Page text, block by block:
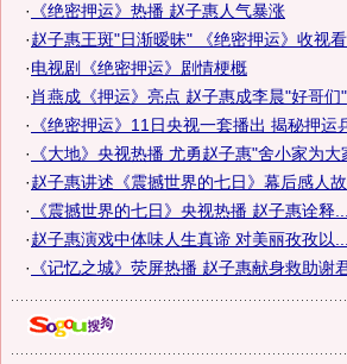
· 《绝密押运》热播 赵子惠人气暴涨
·赵子惠王斑"日渐暧昧" 《绝密押运》收视
·电视剧《绝密押运》剧情梗概
·肖燕成《押运》亮点 赵子惠成李晨"好哥们"
· 《绝密押运》11日央视一套播出 揭秘押运
· 《大地》央视热播 尤勇赵子惠"舍小家为大
·赵子惠讲述《震撼世界的七日》幕后感人
· 《震撼世界的七日》央视热播 赵子惠诠释...
·赵子惠演戏中体味人生真谛 对美丽孜孜以...
· 《记忆之城》荧屏热播 赵子惠献身救助谢